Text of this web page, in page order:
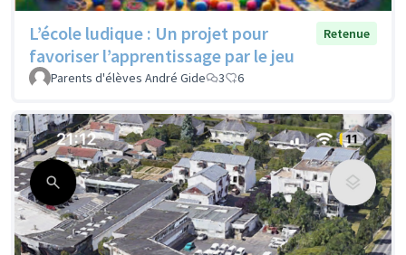
L’école ludique : Un projet pour
favoriser l’apprentissage par le jeu
Retenue
Parents d'élèves André Gide 3 6